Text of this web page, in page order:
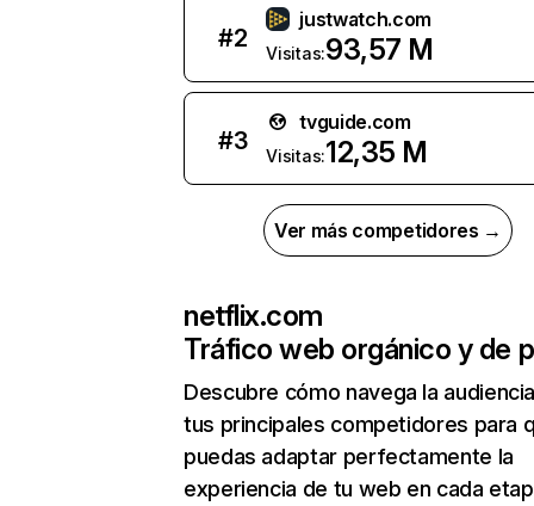
#2
justwatch.com
Visitas:93,57 M
#3
tvguide.com
Visitas:12,35 M
Ver más competidores →
netflix.com
Tráfico web orgánico y de
Descubre cómo navega la
tus principales competidores para
puedas adaptar perfectamente la
experiencia de tu web en cada